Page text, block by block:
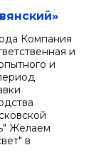
Компания
и
и
Желаем
в